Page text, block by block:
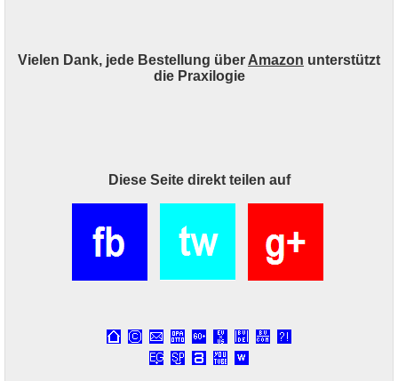
Vielen Dank, jede Bestellung über Amazon unterstützt
die Praxilogie
Diese Seite direkt teilen auf